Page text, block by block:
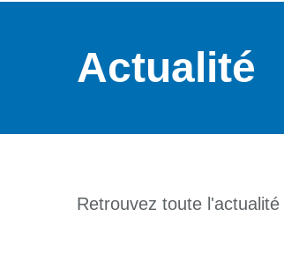
Actualité
Retrouvez toute